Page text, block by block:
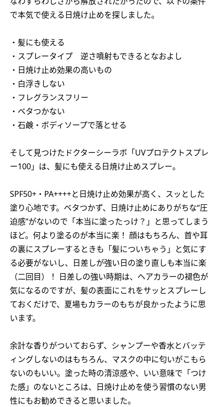
で本気で使える日焼け止めを探しました。
・髪にも使える
・スプレータイプ 逆さ噴射もできるとなおよし
・日焼け止め効果の高いもの
・白浮きしない
・フレグランスフリー
・ベタつかない
・石鹸・ボディソープで落とせる
そして見つけたドクターシーラボ「UVプロテクトスプレ
ー100」は、髪にも使える日焼け止めスプレー。
SPF50+・PA++++と日焼け止め効果が高く、スッとした
塗り心地です。ベタつかず、日焼け止めにありがちな“圧
迫感”がないので「本当に塗ったっけ？」と思ってしまう
ほど。何より塗るのが本当に楽！ 顔はもちろん、首や耳
の裏にスプレーするときも「髪についちゃう」と気にす
る必要がないし、日差しが強い日の塗り直しも本当に楽
（二回目）！ 日差しの強い時期は、ヘアカラーの褪色が
気になるのですが、髪の表面にこれをサッとスプレーし
ておくだけで、夏場もカラーのもちが良かったように思
います。
余計な香りがついておらず、シャンプーや香水とバッテ
ィングしないのはもちろん、マスクの中に匂いがこもら
ないのもいい。塗った時の清涼感や、いい意味で「つけ
た感」のないところは、日焼け止めを使う習慣のない男
性にもお勧めできると思いました。